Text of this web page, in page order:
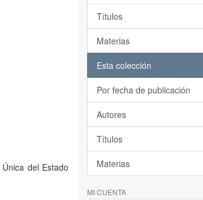
del Estado
Títulos
Materias
Esta colección
Por fecha de publicación
Autores
Títulos
Materias
MI CUENTA